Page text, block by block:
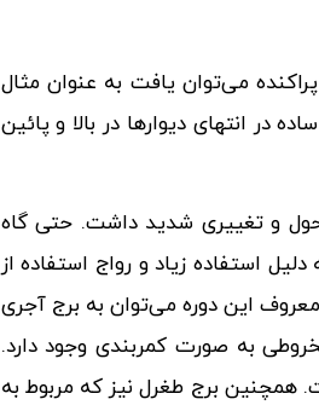
می‌توان یافت به عنوان مثال
در انتهای دیوارها در بالا و پائین
و تغییری شدید داشت. حتی گاه
استفاده زیاد و رواج استفاده از
معروف این دوره می‌توان به برج آجری
به صورت کمربندی وجود دارد.
برج طغرل نیز که مربوط به